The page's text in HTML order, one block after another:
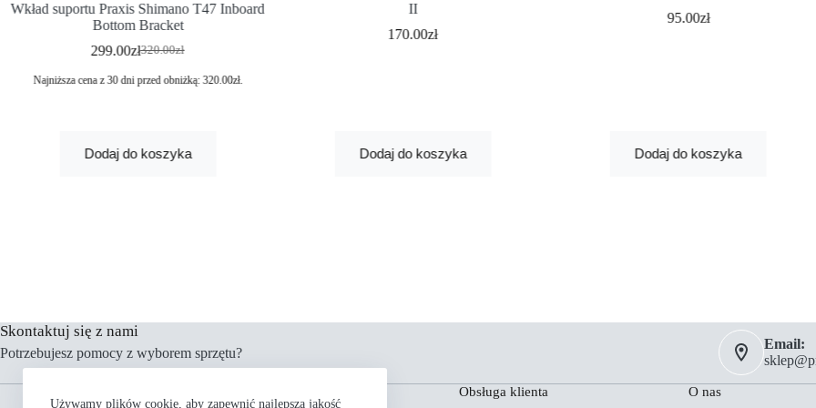
Używamy plików cookie, aby zapewnić najlepszą jakość
Wkład suportu Praxis Shimano T47 Inboard
Bottom Bracket
320.00zł
299.00zł
Najniższa cena z 30 dni przed obniżką:320.00zł.
Dodaj do koszyka
II
170.00zł
Dodaj do koszyka
95.00zł
Dodaj do koszyka
Skontaktuj się z nami
Potrzebujesz pomocy z wyborem sprzętu?
Email:
Obsługa klienta O nas